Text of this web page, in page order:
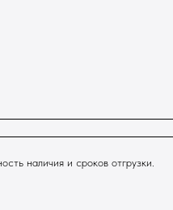
наличия и сроков отгрузки.